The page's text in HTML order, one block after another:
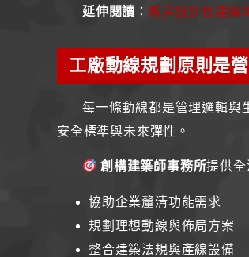
延伸閱讀 ： 廠房設計找建築
工廠動線規劃原則是
每一條動線都是管理邏輯與
安全標準與未來彈性。
創構建築師事務所提供全
協助企業釐清功能需求
規劃理想動線與佈局方案
整合建築法規與產線設備